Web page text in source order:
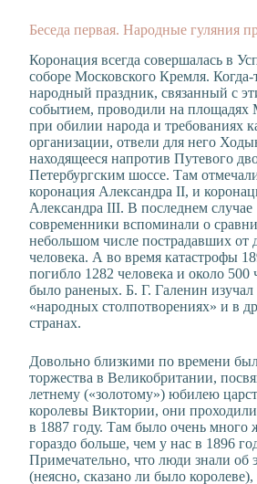
Беседа первая. Народные гуляния
Коронация всегда совершалась в
соборе Московского Кремля. Когда-
народный праздник, связанный с
событием, проводили на площадях
при обилии народа и требованиях
организации, отвели для него
находящееся напротив Путевого
Петербургским шоссе. Там
коронация Александра II, и
Александра III. В последнем случае
современники вспоминали о
небольшом числе пострадавших от
человека. А во время катастрофы
погибло 1282 человека и около 500
было раненых. Б. Г. Галенин изучал
«народных столпотворениях» и в
странах.
Довольно близкими по времени
торжества в Великобритании,
летнему («золотому») юбилею
королевы Виктории, они
в 1887 году. Там было очень много
гораздо больше, чем у нас в 1896
Примечательно, что люди знали об
(неясно, сказано ли было королеве),